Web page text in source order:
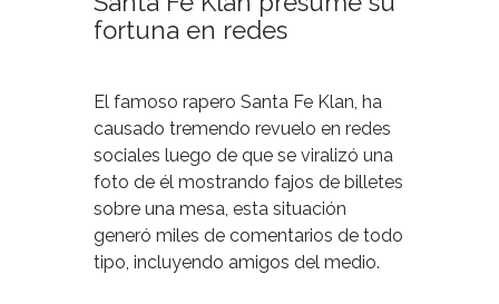
fortuna en redes
El famoso rapero Santa Fe Klan, ha
causado tremendo revuelo en redes
sociales luego de que se viralizó una
foto de él mostrando fajos de billetes
sobre una mesa , esta situación
generó miles de comentarios de todo
tipo, incluyendo amigos del medio.